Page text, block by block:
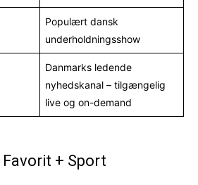
Populært dansk
underholdningsshow
Danmarks ledende
nyhedskanal – tilgængelig
live og on-demand
+ Sport